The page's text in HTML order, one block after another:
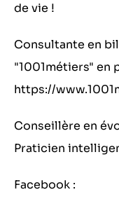
de vie !
Consultante en
"1001métiers" en
https://
Conseillère en
Praticien
Facebook :